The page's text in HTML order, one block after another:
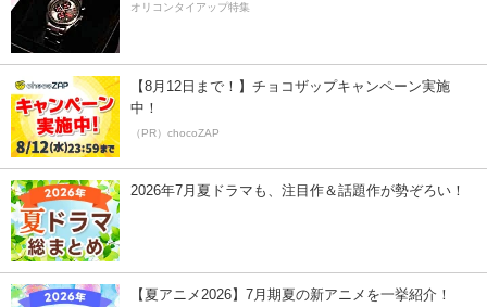
オリコンタイアップ特集
【8月12日まで！】チョコザップキャンペーン実施
中！
（PR）chocoZAP
2026年7月夏ドラマも、注目作＆話題作が勢ぞろい！
【夏アニメ2026】7月期夏の新アニメを一挙紹介！